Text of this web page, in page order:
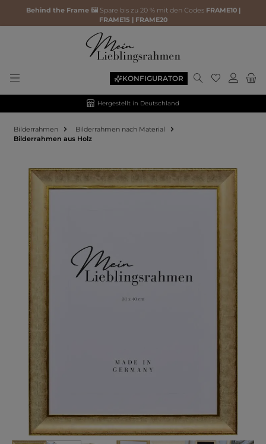
Behind the Frame 🖼️ Spare bis zu 20 % mit den Codes FRAME10 |
FRAME15 | FRAME20
KONFIGURATOR
Hergestellt in Deutschland
Bilderrahmen
Bilderrahmen nach Material
Bilderrahmen aus Holz
Bildergalerie überspringen